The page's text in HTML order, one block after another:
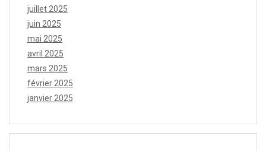
juillet 2025
juin 2025
mai 2025
avril 2025
mars 2025
février 2025
janvier 2025